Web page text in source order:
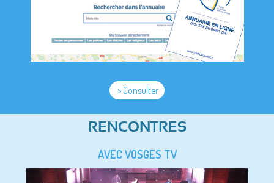
> Consulter
RENCONTRES
AVEC VOSGES TV